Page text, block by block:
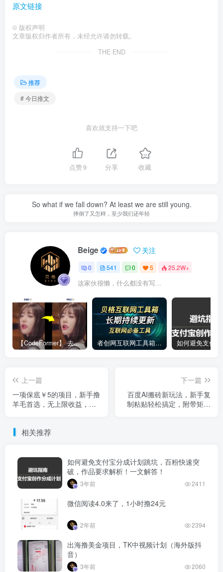
原文链接
© 版权声明
文章版权归作者所有，未经允许请勿转载。
THE END
推荐
# 今日推文
喜欢就支持一下吧
点赞9 分享 收藏
So what if we fall down? At least we are still young.
摔倒了又怎样，至少我们还年轻
Beige 关注
0 541 0 5 25.2W+
这家伙很懒，什么都没有写...
【CodeFormer】 去马赛克神器 者创网互联网工具箱合集
上一篇
一项保底￥5的项目，新手撸
羊毛首选，无上限收益，支
下一篇
百度AI搬砖新玩法，新手复
制粘贴轻松搞定，附带矩阵
相关推荐
如何避免支付宝分成计划跳坑，百粉快速突
破，作品要求解析！一文解答！
3年前 2411
微信阅读4.0来了，1小时撸24元
2年前 2394
出海撸美金项目，TK中视频计划（海外版抖
音）
3年前 2060